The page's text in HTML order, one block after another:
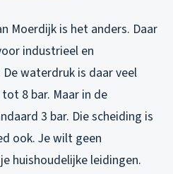
Moerdijk is het anders. Daar
industrieel en
waterdruk is daar veel
8 bar. Maar in de
3 bar. Die scheiding is
ook. Je wilt geen
huishoudelijke leidingen.